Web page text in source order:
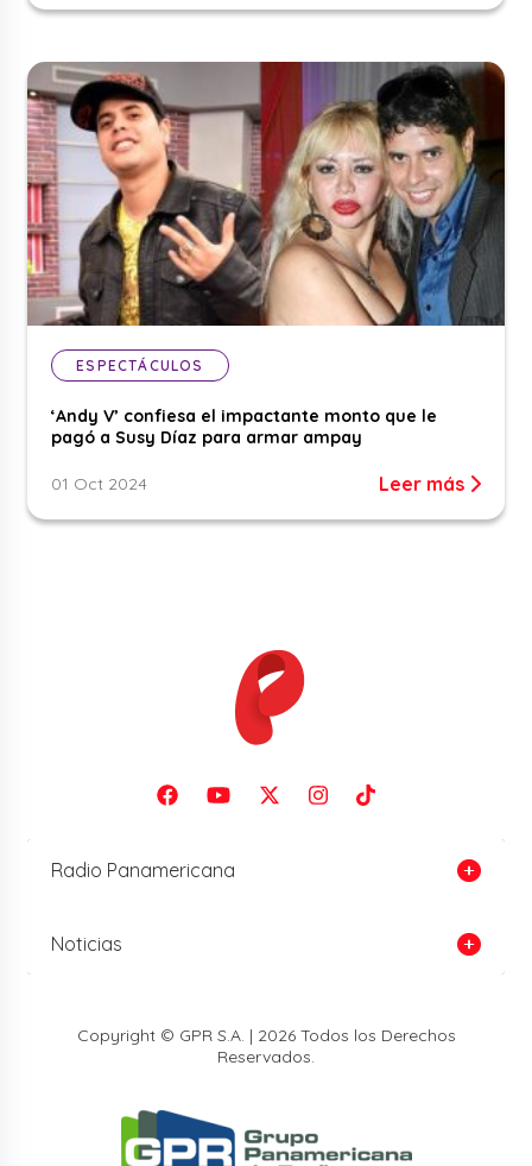
ESPECTÁCULOS
‘Andy V’ confiesa el impactante monto que le
pagó a Susy Díaz para armar ampay
01 Oct 2024 Leer más
Radio Panamericana
Noticias
Copyright © GPR S.A. | 2026 Todos los Derechos
Reservados.